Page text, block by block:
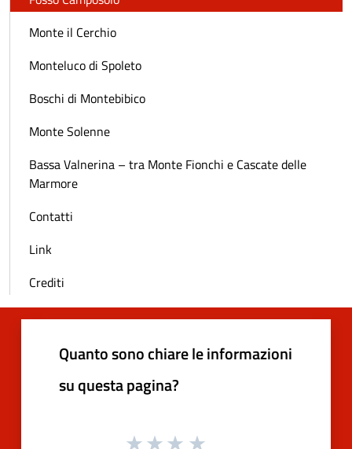
Monte il Cerchio
Monteluco di Spoleto
Boschi di Montebibico
Monte Solenne
Bassa Valnerina – tra Monte Fionchi e Cascate delle
Marmore
Contatti
Link
Crediti
Quanto sono chiare le informazioni
su questa pagina?